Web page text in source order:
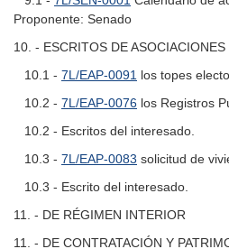
Proponente: Senado
10. - ESCRITOS DE
10.1 - 7L/EAP-0091 los topes
10.2 - 7L/EAP-0076 los Registros
10.2 - Escritos del interesado.
10.3 - 7L/EAP-0083 solicitud de
10.3 - Escrito del interesado.
11. - DE RÉGIMEN INTERIOR
11. - DE CONTRATACIÓN Y